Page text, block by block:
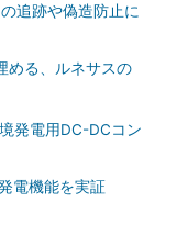
追跡や偽造防止に
める、ルネサスの
発電用DC-DCコン
電機能を実証